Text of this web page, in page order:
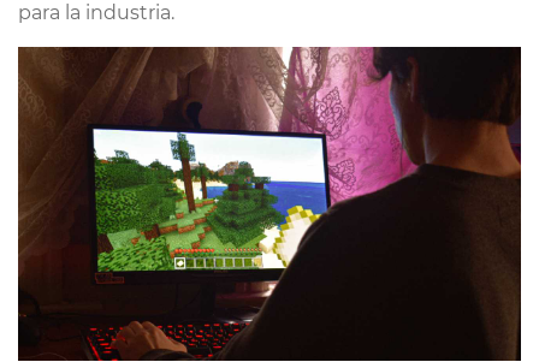
para la industria.